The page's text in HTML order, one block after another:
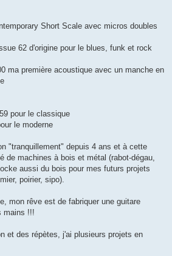
Short Scale avec micros doubles
62 d'origine pour le blues, funk et rock
ma première acoustique avec un manche en
pour le classique
le moderne
"tranquillement" depuis 4 ans et à cette
de machines à bois et métal (rabot-dégau,
aussi du bois pour mes futurs projets
poirier, sipo).
mon rêve est de fabriquer une guitare
mains !!!
et des répètes, j'ai plusieurs projets en